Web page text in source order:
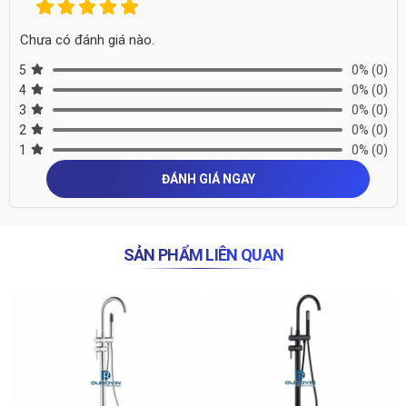
Chưa có đánh giá nào.
5 0% (0)
4
0% (0)
3
0% (0)
2
0% (0)
1
0% (0)
ĐÁNH GIÁ NGAY
SẢN PHẨM LIÊN QUAN